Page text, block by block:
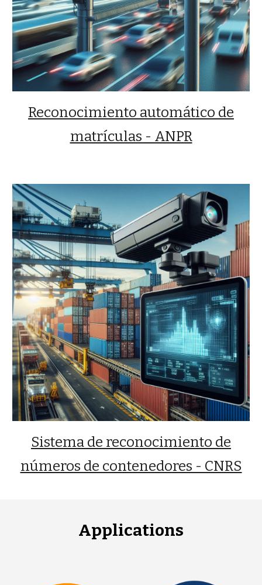
Reconocimiento automático de
matrículas - ANPR
Sistema de reconocimiento de
números de contenedores - CNRS
Applications